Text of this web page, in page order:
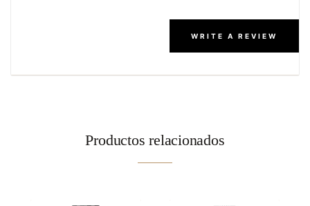
WRITE A REVIEW
Productos relacionados